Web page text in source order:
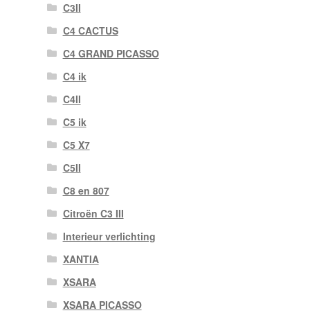
C3II
C4 CACTUS
C4 GRAND PICASSO
C4 ik
C4II
C5 ik
C5 X7
C5II
C8 en 807
Citroën C3 III
Interieur verlichting
XANTIA
XSARA
XSARA PICASSO